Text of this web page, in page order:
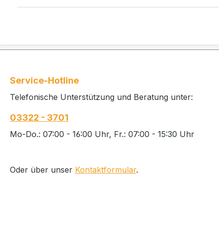
Service-Hotline
Telefonische Unterstützung und Beratung unter:
03322 - 3701
Mo-Do.: 07:00 - 16:00 Uhr, Fr.: 07:00 - 15:30 Uhr
Oder über unser Kontaktformular.